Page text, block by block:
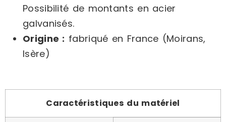
Possibilité de montants en acier
galvanisés.
Origine : fabriqué en France (Moirans,
Isère)
Caractéristiques du matériel